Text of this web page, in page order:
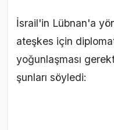
İsrail'in Lübnan'a
ateşkes için
yoğunlaşması
şunları söyledi: